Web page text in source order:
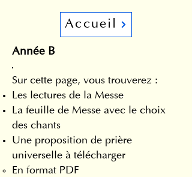
Accueil
Année B
Sur cette page, vous trouverez :
Les lectures de la Messe
La feuille de Messe avec le choix
des chants
Une proposition de prière
universelle à télécharger
En format PDF​